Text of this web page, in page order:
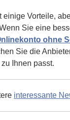
einige Vorteile,
Sie eine
ohne
Sie die
Ihnen passt.
interessante